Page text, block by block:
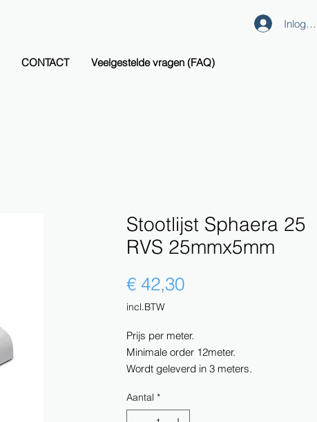
Inloggen
CONTACT Veelgestelde vragen (FAQ)
Stootlijst Sphaera 25
RVS 25mmx5mm
€ 42,30Prijs
incl.BTW
Prijs per meter.
Minimale order 12meter.
Wordt geleverd in 3 meters.
Aantal *